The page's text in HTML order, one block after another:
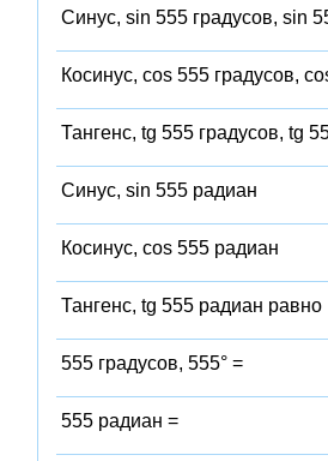
Синус, sin 555 градусов, sin
Косинус, cos 555 градусов,
Тангенс, tg 555 градусов, tg
Синус, sin 555 радиан
Косинус, cos 555 радиан
Тангенс, tg 555 радиан равно
555 градусов, 555° =
555 радиан =